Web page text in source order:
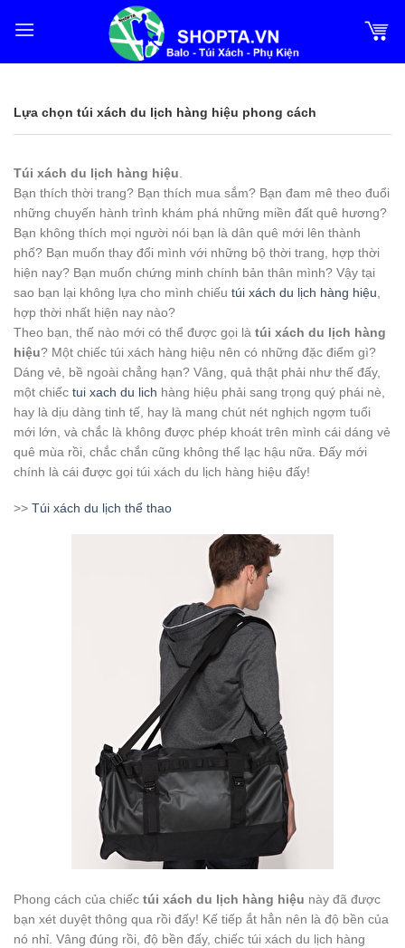
qua
Lựa chọn túi xách du lịch hàng hiệu phong cách
Túi xách du lịch hàng hiệu
Bạn thích thời trang? Bạn thích mua sắm? Bạn đam mê theo đuổi
những chuyến hành trình khám phá những miền đất quê hương?
Bạn không thích mọi người nói bạn là dân quê mới lên thành
phố? Bạn muốn thay đổi mình với những bộ thời trang, hợp thời
hiện nay? Bạn muốn chứng minh chính bản thân mình? Vậy tại
sao bạn lại không lựa cho mình chiếu túi xách du lịch hàng hiệu
hợp thời nhất hiện nay nào?
Theo bạn, thế nào mới có thể được gọi là túi xách du lịch hàng
hiệu? Một chiếc túi xách hàng hiệu nên có những đặc điểm gì?
Dáng vẻ, bề ngoài chẳng hạn? Vâng, quả thật phải như thế đấy,
một chiếc tui xach du lich hàng hiệu phải sang trọng quý phái nè,
hay là dịu dàng tinh tế, hay là mang chút nét nghịch ngợm tuổi
mới lớn, và chắc là không được phép khoát trên mình cái dáng vẻ
quê mùa rồi, chắc chắn cũng không thể lạc hậu nữa. Đấy mới
chính là cái được gọi túi xách du lịch hàng hiệu đấy!
>> Túi xách du lịch thể thao
Phong cách của chiếc túi xách du lịch hàng hiệu này đã được
bạn xét duyệt thông qua rồi đấy! Kế tiếp ắt hẳn nên là độ bền của
nó nhỉ. Vâng đúng rồi, độ bền đấy, chiếc túi xách du lịch hàng